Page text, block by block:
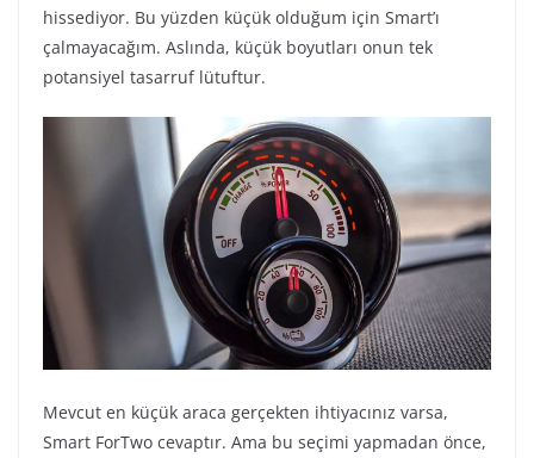
hissediyor. Bu yüzden küçük olduğum için Smart’ı
çalmayacağım. Aslında, küçük boyutları onun tek
potansiyel tasarruf lütuftur.
Mevcut en küçük araca gerçekten ihtiyacınız varsa,
Smart ForTwo cevaptır. Ama bu seçimi yapmadan önce,